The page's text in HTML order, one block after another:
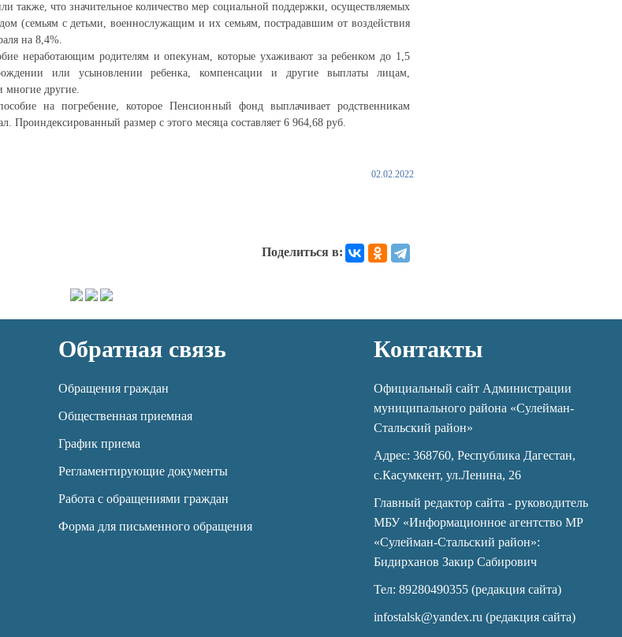
также, что значительное количество мер социальной поддержки, осуществляемых
(семьям с детьми, военнослужащим и их семьям, пострадавшим от воздействия
на 8,4%.
неработающим родителям и опекунам, которые ухаживают за ребенком до 1,5
или усыновлении ребенка, компенсации и другие выплаты лицам,
многие другие.
на погребение, которое Пенсионный фонд выплачивает родственникам
Проиндексированный размер с этого месяца составляет 6 964,68 руб.
02.02.2022
Поделиться в:
Обратная связь
Обращения граждан
Общественная приемная
График приема
Регламентирующие документы
Работа с обращениями граждан
Форма для письменного обращения
Контакты
Официальный сайт Администрации
муниципального района «Сулейман-
Стальский район»
Адрес: 368760, Республика Дагестан,
с.Касумкент, ул.Ленина, 26
Главный редактор сайта - руководитель
МБУ «Информационное агентство МР
«Сулейман-Стальский район»:
Бидирханов Закир Сабирович
Тел: 89280490355 (редакция сайта)
infostalsk@yandex.ru (редакция сайта)